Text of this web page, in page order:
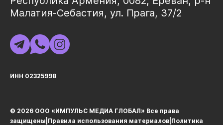
Малатия-Себастия, ул. Прага, 37/2
ИНН 02325998
© 2026 ООО «ИМПУЛЬС МЕДИА ГЛОБАЛ» Все права
защищеныㅤ|ㅤ Правила использования материалов Политика